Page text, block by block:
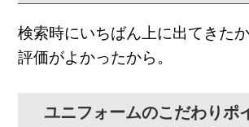
検索時にいちばん上に出てきた
評価がよかったから。
ユニフォームのこだわりポ